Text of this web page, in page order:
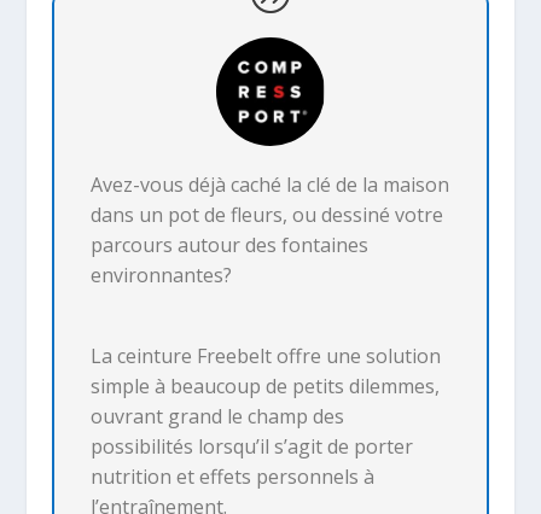
Avez-vous déjà caché la clé de la maison
dans un pot de fleurs, ou dessiné votre
parcours autour des fontaines
environnantes?
La ceinture Freebelt offre une solution
simple à beaucoup de petits dilemmes,
ouvrant grand le champ des
possibilités lorsqu’il s’agit de porter
nutrition et effets personnels à
l’entraînement.